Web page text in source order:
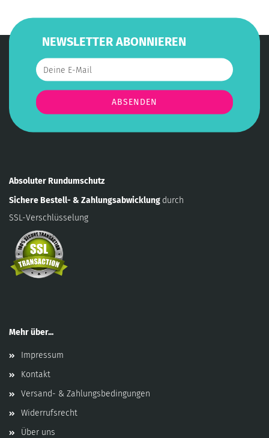
NEWSLETTER ABONNIEREN
Absoluter Rundumschutz
Sichere Bestell- & Zahlungsabwicklung durch
SSL-Verschlüsselung
Mehr über...
Impressum
Kontakt
Versand- & Zahlungsbedingungen
Widerrufsrecht
Über uns